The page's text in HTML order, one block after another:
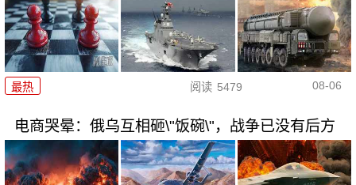
最热 阅读 5479 08-06
电商哭晕：俄乌互相砸\"饭碗\"，战争已没有后方